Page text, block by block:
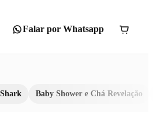
Falar por Whatsapp
Baby Shower e Chá Revelação